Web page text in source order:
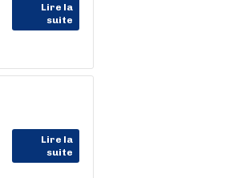
Lire la
suite
Lire la
suite